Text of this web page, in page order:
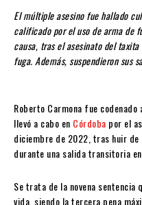
El múltiple asesino fue hallado
calificado por el uso de arma de
causa, tras el asesinato del
fuga. Además, suspendieron sus
Roberto Carmona fue
llevó a cabo en Córdoba por el
diciembre de 2022, tras huir
durante una salida transitoria
Se trata de la novena
vida, siendo la tercera pena